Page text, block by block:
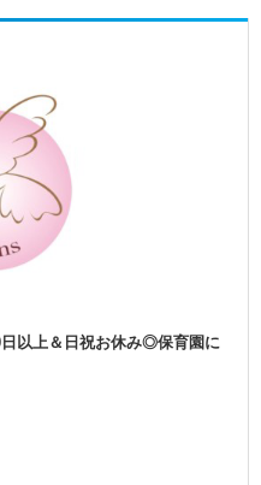
日以上＆日祝お休み◎保育園に